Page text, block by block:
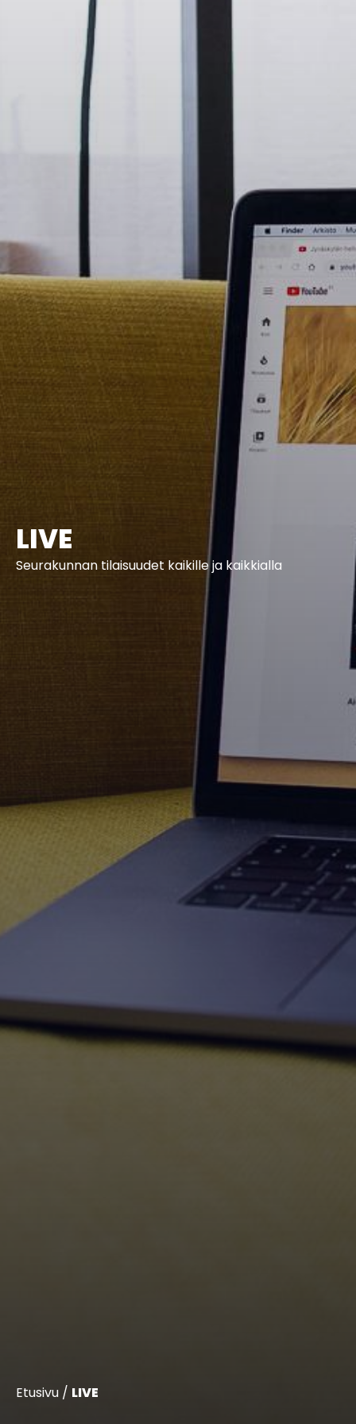
LIVE
Seurakunnan tilaisuudet kaikille ja kaikkialla
Etusivu / LIVE